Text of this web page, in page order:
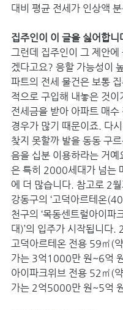
대비 평균 전세가 인상액 분
집주인이 이 글을 싫어합니
그런데 집주인이 그 제안에
겠다고요? 응할 가능성이
파트의 전세 물건은 보통
적으로 구입해 내놓은 것이
전세금을 받아 아파트 매수
경우가 많기 때문이죠. 다
찾지 못할까 발을 동동 구
음을 십분 이용하라는 거예
은 특히 2000세대가 넘는
에 더 많습니다. 참고로 2
강동구의 ‘고덕아르테온
천구의 ‘목동센트럴아이파
대)’의 입주가 시작됩니다.
고덕아르테온 전용 59㎡(
가는 3억1000만 원~6억
아이파크위브 전용 52㎡(
가는 2억5000만 원~5억